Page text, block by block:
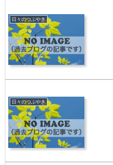
日々のつぶやき
日々のつぶやき